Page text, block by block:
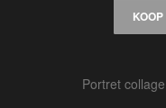
Portret